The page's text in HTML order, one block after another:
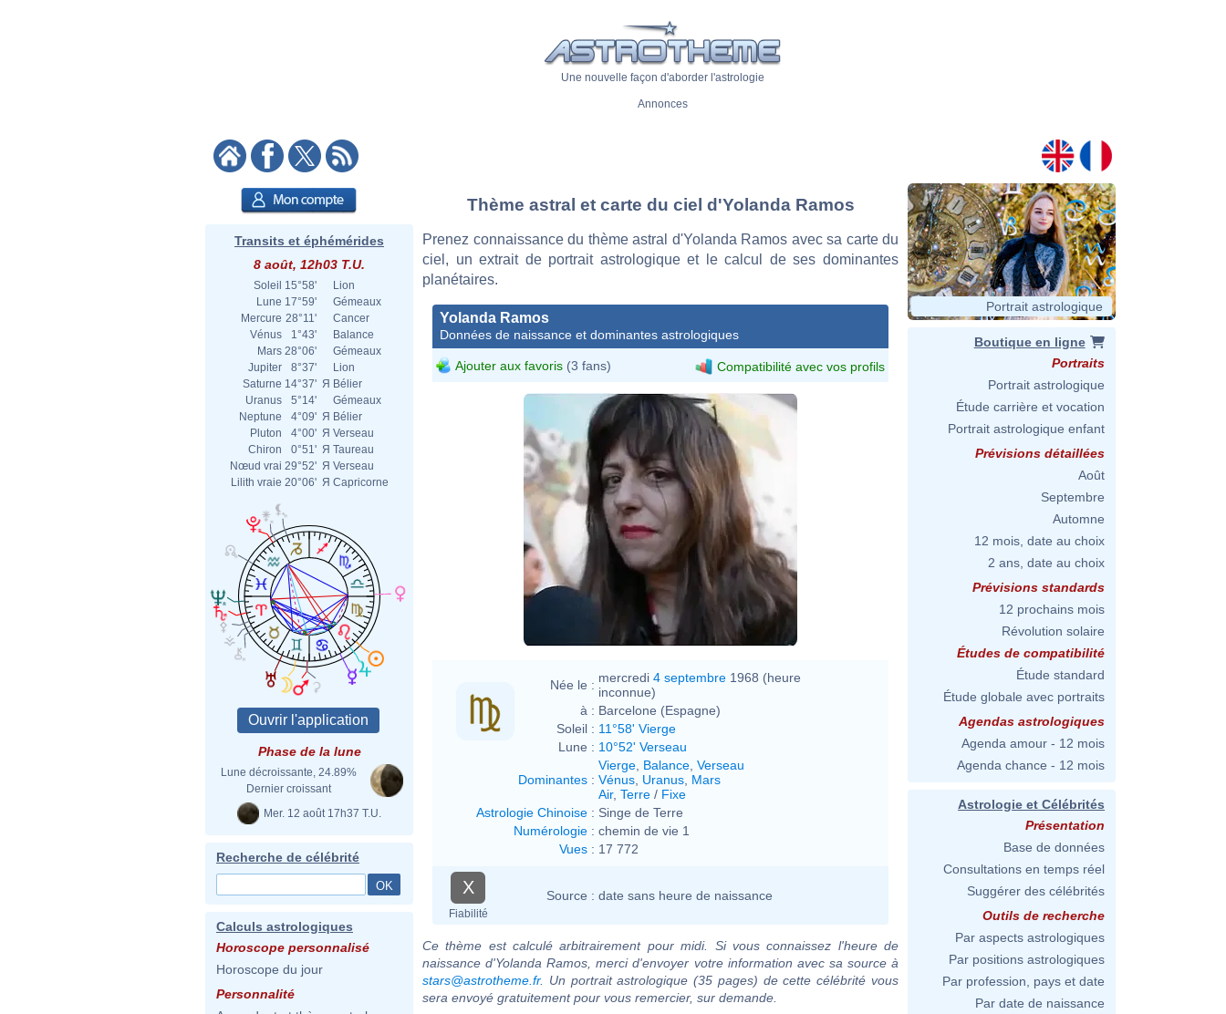
Une nouvelle façon d'aborder l'astrologie
Annonces
Transits et éphémérides
8 août, 12h03 T.U.
Soleil 15°58'
Lion
Lune 17°59'
Gémeaux
Mercure 28°11'
Cancer
Vénus
1°43'
Balance
Mars 28°06'
Gémeaux
Jupiter
8°37'
Lion
Saturne 14°37' Я Bélier
Uranus
5°14'
Gémeaux
Neptune
4°09' Я Bélier
Pluton
4°00' Я Verseau
Chiron
0°51' Я Taureau
Nœud vrai 29°52' Я Verseau
Lilith vraie 20°06' Я Capricorne
Phase de la lune
Lune décroissante, 24.89%
Dernier croissant
Mer. 12 août 17h37 T.U.
Recherche de célébrité
Calculs astrologiques
Horoscope personnalisé
Horoscope du jour
Personnalité
Thème astral et carte du ciel d'Yolanda Ramos
Prenez connaissance du thème astral d'Yolanda Ramos avec sa carte du
ciel, un extrait de portrait astrologique et le calcul de ses dominantes
planétaires.
Yolanda Ramos
Données de naissance et dominantes astrologiques
Ajouter aux favoris (3 fans) Compatibilité avec vos profils
Née le : mercredi 4 septembre 1968 (heure
inconnue)
à : Barcelone (Espagne)
Soleil : 11°58' Vierge
Lune : 10°52' Verseau
Dominantes :
Vierge Balance Verseau
Vénus Uranus Mars
Air, Terre / Fixe
Astrologie Chinoise : Singe de Terre
Numérologie : chemin de vie 1
Vues : 17 772
X
Fiabilité
Source : date sans heure de naissance
Ce thème est calculé arbitrairement pour midi. Si vous connaissez l'heure de
naissance d'Yolanda Ramos, merci d'envoyer votre information avec sa source à
stars@astrotheme.fr. Un portrait astrologique (35 pages) de cette célébrité vous
sera envoyé gratuitement pour vous remercier, sur demande.
Portrait astrologique
Boutique en ligne
Portraits
Portrait astrologique
Étude carrière et vocation
Portrait astrologique enfant
Prévisions détaillées
Août
Septembre
Automne
12 mois, date au choix
2 ans, date au choix
Prévisions standards
12 prochains mois
Révolution solaire
Études de compatibilité
Étude standard
Étude globale avec portraits
Agendas astrologiques
Agenda amour - 12 mois
Agenda chance - 12 mois
Astrologie et Célébrités
Présentation
Base de données
Consultations en temps réel
Suggérer des célébrités
Outils de recherche
Par aspects astrologiques
Par positions astrologiques
Par profession, pays et date
Par date de naissance